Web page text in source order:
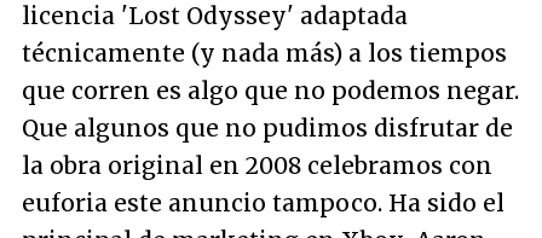
licencia 'Lost Odyssey' adaptada
técnicamente (y nada más) a los tiempos
que corren es algo que no podemos negar.
Que algunos que no pudimos disfrutar de
la obra original en 2008 celebramos con
euforia este anuncio tampoco. Ha sido el